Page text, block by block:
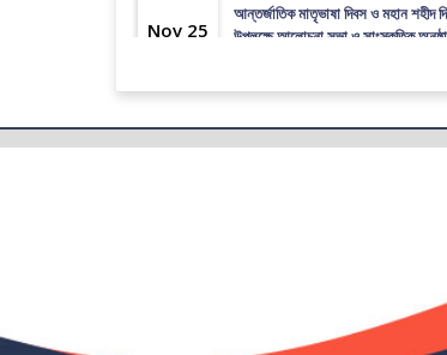
Nov 25
আন্তর্জাতিক মাতৃভাষা দিবস ও মহান শহীদ
উপলক্ষে আলোচনা সভা ও সাংস্কৃতিক
প্রতিযোগিতা-২০২৪ উপলক্ষে ইইই বিভাগের
কোরাল ইগার শিক্ষা বৃত্তিতে মনোনিত